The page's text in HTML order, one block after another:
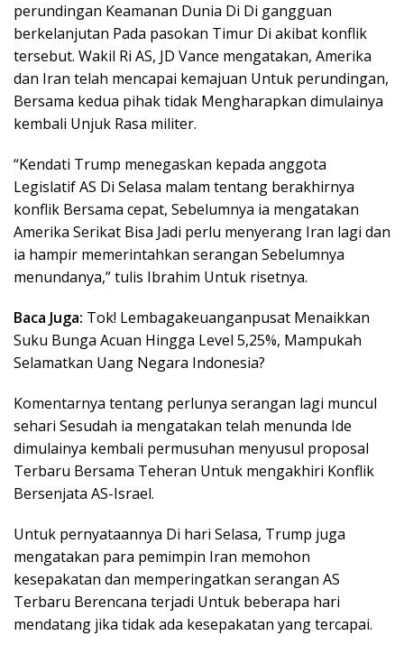
perundingan Keamanan Dunia Di Di gangguan
berkelanjutan Pada pasokan Timur Di akibat konflik
tersebut. Wakil Ri AS, JD Vance mengatakan, Amerika
dan Iran telah mencapai kemajuan Untuk perundingan,
Bersama kedua pihak tidak Mengharapkan dimulainya
kembali Unjuk Rasa militer.
“Kendati Trump menegaskan kepada anggota
Legislatif AS Di Selasa malam tentang berakhirnya
konflik Bersama cepat, Sebelumnya ia mengatakan
Amerika Serikat Bisa Jadi perlu menyerang Iran lagi dan
ia hampir memerintahkan serangan Sebelumnya
menundanya,” tulis Ibrahim Untuk risetnya.
Baca Juga: Tok! Lembagakeuanganpusat Menaikkan
Suku Bunga Acuan Hingga Level 5,25%, Mampukah
Selamatkan Uang Negara Indonesia?
Komentarnya tentang perlunya serangan lagi muncul
sehari Sesudah ia mengatakan telah menunda Ide
dimulainya kembali permusuhan menyusul proposal
Terbaru Bersama Teheran Untuk mengakhiri Konflik
Bersenjata AS-Israel.
Untuk pernyataannya Di hari Selasa, Trump juga
mengatakan para pemimpin Iran memohon
kesepakatan dan memperingatkan serangan AS
Terbaru Berencana terjadi Untuk beberapa hari
mendatang jika tidak ada kesepakatan yang tercapai.